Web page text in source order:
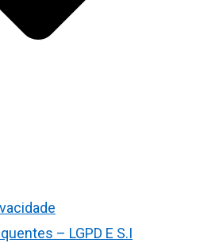
– LGPD E S.I